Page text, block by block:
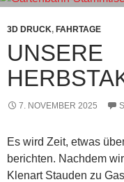
3D DRUCK, FAHRTAGE
UNSERE
7. NOVEMBER 2025
Es wird Zeit, etwas
berichten. Nachdem
Klenart Stauden zu